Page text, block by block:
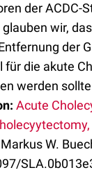
der ACDC-
wir,
der
für die akute
werden
Acute
Markus W.